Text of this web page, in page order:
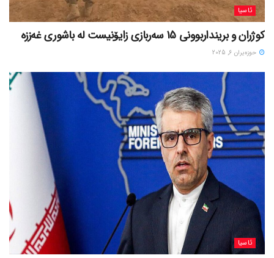
ئاسیا
کوژران و برینداربوونی 15 سەربازی زایۆنیست لە باشوری غەززە
حوزه‌یران 6, 2025
ئاسیا